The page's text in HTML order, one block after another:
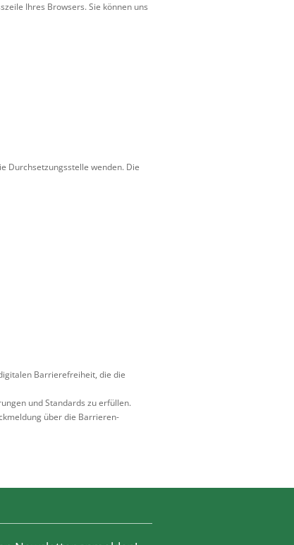
Ihres Browsers. Sie können uns
Durchsetzungsstelle wenden. Die
Barrierefreiheit, die die
und Standards zu erfüllen.
über die Barrieren-